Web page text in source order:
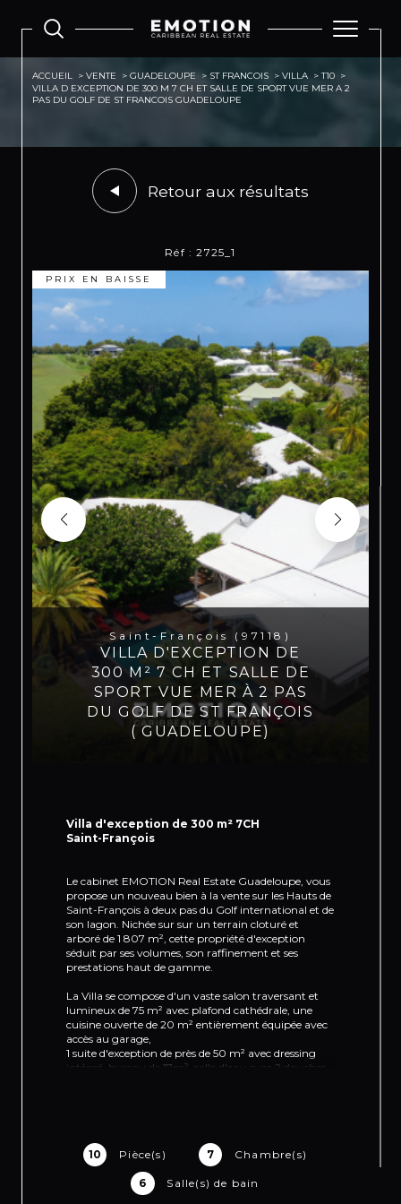
ACCUEIL VENTE GUADELOUPE ST FRANCOIS VILLA
T10
VILLA D EXCEPTION DE 300 M 7 CH ET SALLE DE SPORT VUE MER A 2
PAS DU GOLF DE ST FRANCOIS GUADELOUPE
Retour aux résultats
Réf : 2725_1
PRIX EN BAISSE
Saint-François (97118)
VILLA D'EXCEPTION DE
300 M² 7 CH ET SALLE DE
SPORT VUE MER À 2 PAS
DU GOLF DE ST FRANÇOIS
( GUADELOUPE)
10 Pièce(s) 7 Chambre(s)
6 Salle(s) de bain
Villa d'exception de 300 m² 7CH
Saint-François
Le cabinet EMOTION Real Estate Guadeloupe, vous
propose un nouveau bien à la vente sur les Hauts de
Saint-François à deux pas du Golf international et de
son lagon. Nichée sur sur un terrain cloturé et
arboré de 1 807 m², cette propriété d'exception
séduit par ses volumes, son raffinement et ses
prestations haut de gamme.
La Villa se compose d'un vaste salon traversant et
lumineux de 75 m² avec plafond cathédrale, une
cuisine ouverte de 20 m² entièrement équipée avec
accès au garage,
1 suite d'exception de près de 50 m² avec dressing
intégré, bureau de 17m², salle d'eau avec 2 douches
une chambre enfant de 8 m².
Le bien se compose au 1er étage d'une suite
climatisée de 12 m² avec salle de bain de 14 m².